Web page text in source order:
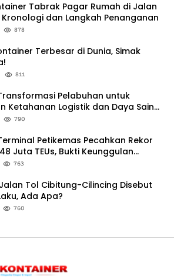
Tabrak Pagar Rumah di Jalan
Kronologi dan Langkah Penanganan
878
Terbesar di Dunia, Simak
811
Pelabuhan untuk
Ketahanan Logistik dan Daya Saing
790
Petikemas Pecahkan Rekor
Juta TEUs, Bukti Keunggulan
763
Tol Cibitung-Cilincing Disebut
Ada Apa?
760